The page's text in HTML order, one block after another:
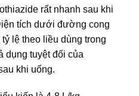
rất nhanh sau khi
tích dưới đường cong
lệ theo liều dùng trong
dụng tuyệt đối của
khi uống.